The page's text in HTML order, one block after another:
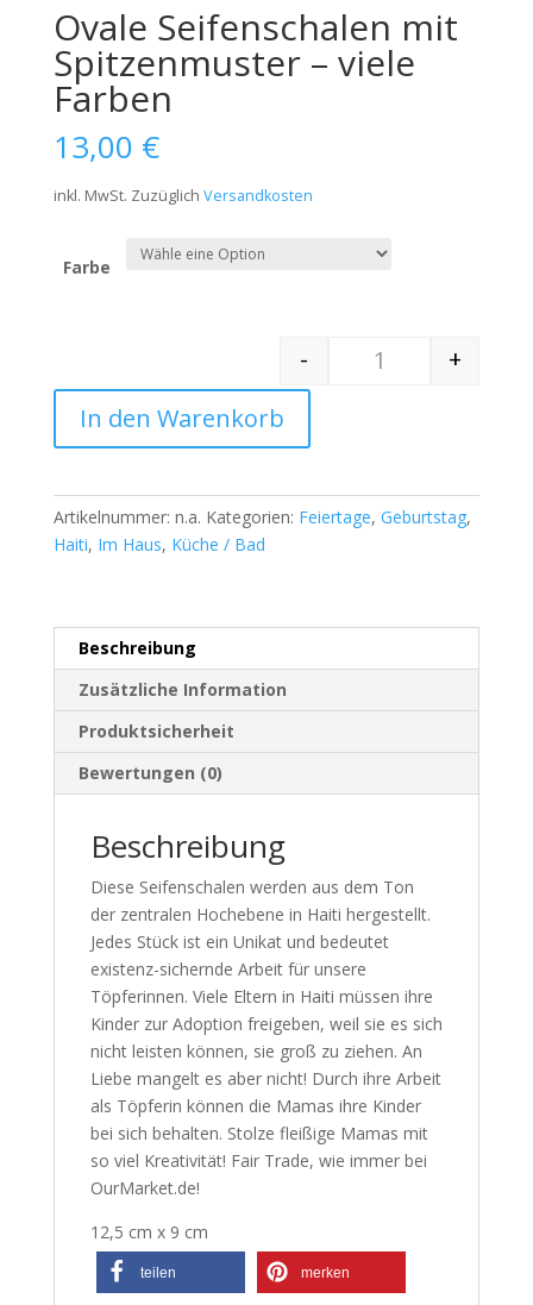
Ovale Seifenschalen mit
Spitzenmuster – viele
Farben
13,00 €
inkl. MwSt. Zuzüglich Versandkosten
Farbe
Quantity
-
+
In den Warenkorb
Artikelnummer: n.a. Kategorien: Feiertage, Geburtstag,
Haiti, Im Haus, Küche / Bad
Beschreibung
Zusätzliche Information
Produktsicherheit
Bewertungen (0)
Beschreibung
Diese Seifenschalen werden aus dem Ton
der zentralen Hochebene in Haiti hergestellt.
Jedes Stück ist ein Unikat und bedeutet
existenz-sichernde Arbeit für unsere
Töpferinnen. Viele Eltern in Haiti müssen ihre
Kinder zur Adoption freigeben, weil sie es sich
nicht leisten können, sie groß zu ziehen. An
Liebe mangelt es aber nicht! Durch ihre Arbeit
als Töpferin können die Mamas ihre Kinder
bei sich behalten. Stolze fleißige Mamas mit
so viel Kreativität! Fair Trade, wie immer bei
OurMarket.de!
12,5 cm x 9 cm
teilen merken